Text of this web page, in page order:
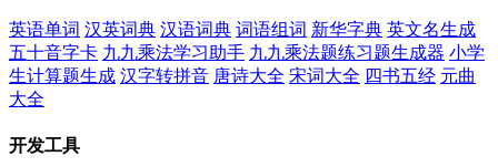
英语单词 汉英词典 汉语词典 词语组词 新华字典 英文名生成
五十音字卡 九九乘法学习助手 九九乘法题练习题生成器 小学
生计算题生成 汉字转拼音 唐诗大全 宋词大全 四书五经 元曲
大全
开发工具